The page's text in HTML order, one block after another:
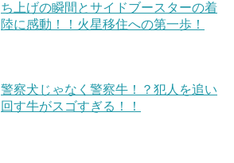
ち上げの瞬間とサイドブースターの着
陸に感動！！火星移住への第一歩！
警察犬じゃなく警察牛！？犯人を追い
回す牛がスゴすぎる！！